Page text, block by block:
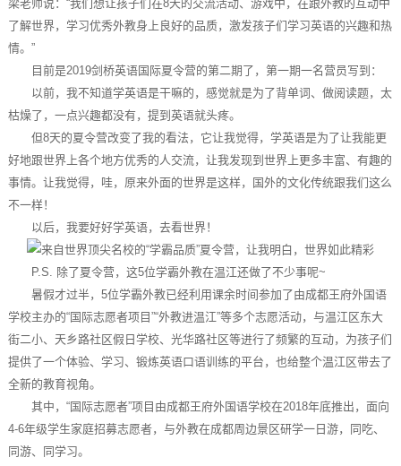
梁老师说：“我们想让孩子们在8天的交流活动、游戏中，在跟外教的互动中
了解世界，学习优秀外教身上良好的品质，激发孩子们学习英语的兴趣和热
情。”
目前是2019剑桥英语国际夏令营的第二期了，第一期一名营员写到：
以前，我不知道学英语是干嘛的，感觉就是为了背单词、做阅读题，太
枯燥了，一点兴趣都没有，提到英语就头疼。
但8天的夏令营改变了我的看法，它让我觉得，学英语是为了让我能更
好地跟世界上各个地方优秀的人交流，让我发现到世界上更多丰富、有趣的
事情。让我觉得，哇，原来外面的世界是这样，国外的文化传统跟我们这么
不一样！
以后，我要好好学英语，去看世界！
P.S. 除了夏令营，这5位学霸外教在温江还做了不少事呢~
暑假才过半，5位学霸外教已经利用课余时间参加了由成都王府外国语
学校主办的“国际志愿者项目”“外教进温江”等多个志愿活动，与温江区东大
街二小、天乡路社区假日学校、光华路社区等进行了频繁的互动，为孩子们
提供了一个体验、学习、锻炼英语口语训练的平台，也给整个温江区带去了
全新的教育视角。
其中，“国际志愿者”项目由成都王府外国语学校在2018年底推出，面向
4-6年级学生家庭招募志愿者，与外教在成都周边景区研学一日游，同吃、
同游、同学习。